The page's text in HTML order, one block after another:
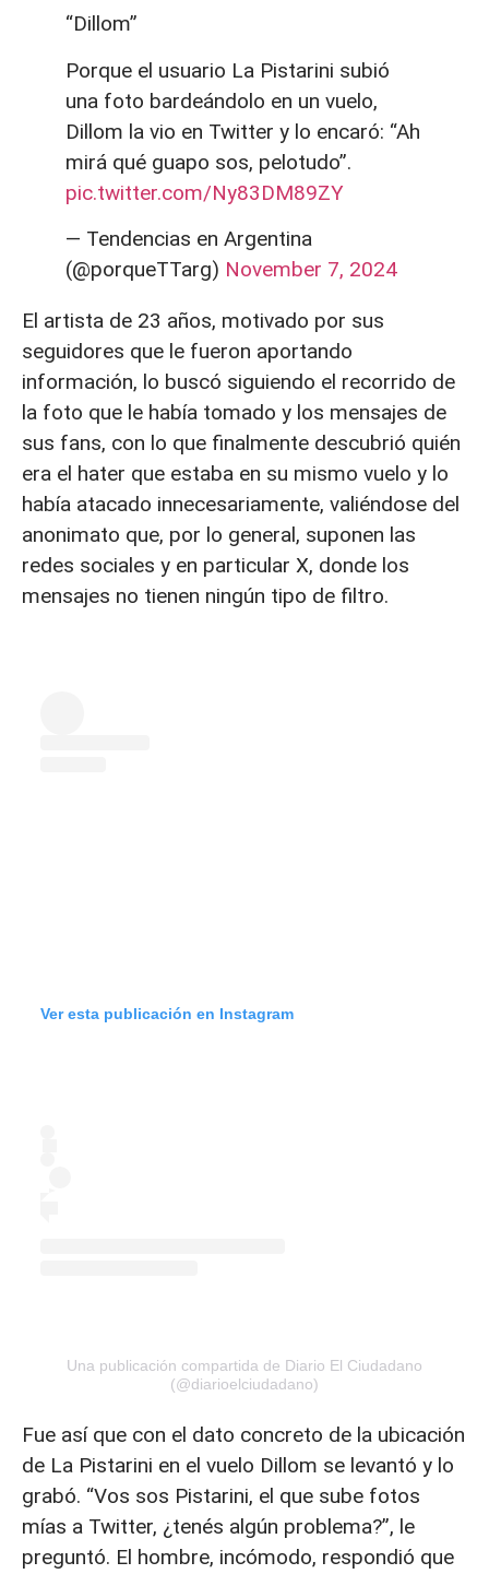
“Dillom”
Porque el usuario La Pistarini subió
una foto bardeándolo en un vuelo,
Dillom la vio en Twitter y lo encaró: “Ah
mirá qué guapo sos, pelotudo”.
pic.twitter.com/Ny83DM89ZY
— Tendencias en Argentina
(@porqueTTarg) November 7, 2024
El artista de 23 años, motivado por sus
seguidores que le fueron aportando
información, lo buscó siguiendo el recorrido de
la foto que le había tomado y los mensajes de
sus fans, con lo que finalmente descubrió quién
era el hater que estaba en su mismo vuelo y lo
había atacado innecesariamente, valiéndose del
anonimato que, por lo general, suponen las
redes sociales y en particular X, donde los
mensajes no tienen ningún tipo de filtro.
Ver esta publicación en Instagram
Una publicación compartida de Diario El Ciudadano
(@diarioelciudadano)
Fue así que con el dato concreto de la ubicación
de La Pistarini en el vuelo Dillom se levantó y lo
grabó. “Vos sos Pistarini, el que sube fotos
mías a Twitter, ¿tenés algún problema?”, le
preguntó. El hombre, incómodo, respondió que